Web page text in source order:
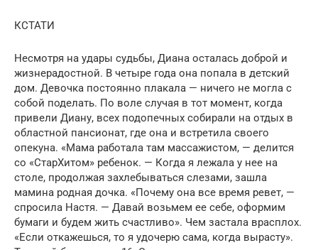
КСТАТИ
Несмотря на удары судьбы, Диана осталась доброй и
жизнерадостной. В четыре года она попала в детский
дом. Девочка постоянно плакала — ничего не могла с
собой поделать. По воле случая в тот момент, когда
привели Диану, всех подопечных собирали на отдых в
областной пансионат, где она и встретила своего
опекуна. «Мама работала там массажистом, — делится
со «СтарХитом» ребенок. — Когда я лежала у нее на
столе, продолжая захлебываться слезами, зашла
мамина родная дочка. «Почему она все время ревет, —
спросила Настя. — Давай возьмем ее себе, оформим
бумаги и будем жить счастливо». Чем застала врасплох.
«Если откажешься, то я удочерю сама, когда вырасту».